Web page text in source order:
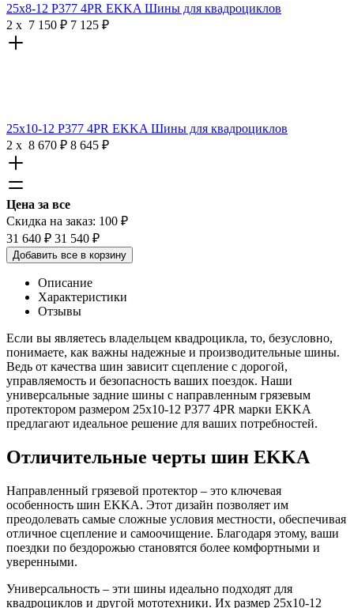
25х8-12 P377 4PR EKKA Шины для квадроциклов
2 x 7 150 ₽ 7 125 ₽
25х10-12 P377 4PR EKKA Шины для квадроциклов
2 x 8 670 ₽ 8 645 ₽
Цена за все
Скидка на заказ: 100 ₽
31 640 ₽ 31 540 ₽
Добавить все в корзину
Описание
Характеристики
Отзывы
Если вы являетесь владельцем квадроцикла, то, безусловно,
понимаете, как важны надежные и производительные шины.
Ведь от качества шин зависит сцепление с дорогой,
управляемость и безопасность ваших поездок. Наши
универсальные задние шины с направленным грязевым
протектором размером 25x10-12 P377 4PR марки EKKA
предлагают идеальное решение для ваших потребностей.
Отличительные черты шин EKKA
Направленный грязевой протектор – это ключевая
особенность шин EKKA. Этот дизайн позволяет им
преодолевать самые сложные условия местности, обеспечивая
отличное сцепление и самоочищение. Благодаря этому, ваши
поездки по бездорожью становятся более комфортными и
уверенными.
Универсальность – эти шины идеально подходят для
квадроциклов и другой мототехники. Их размер 25x10-12